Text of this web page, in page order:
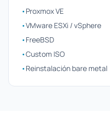
•Proxmox VE
•VMware ESXi / vSphere
•FreeBSD
•Custom ISO
•Reinstalación bare metal